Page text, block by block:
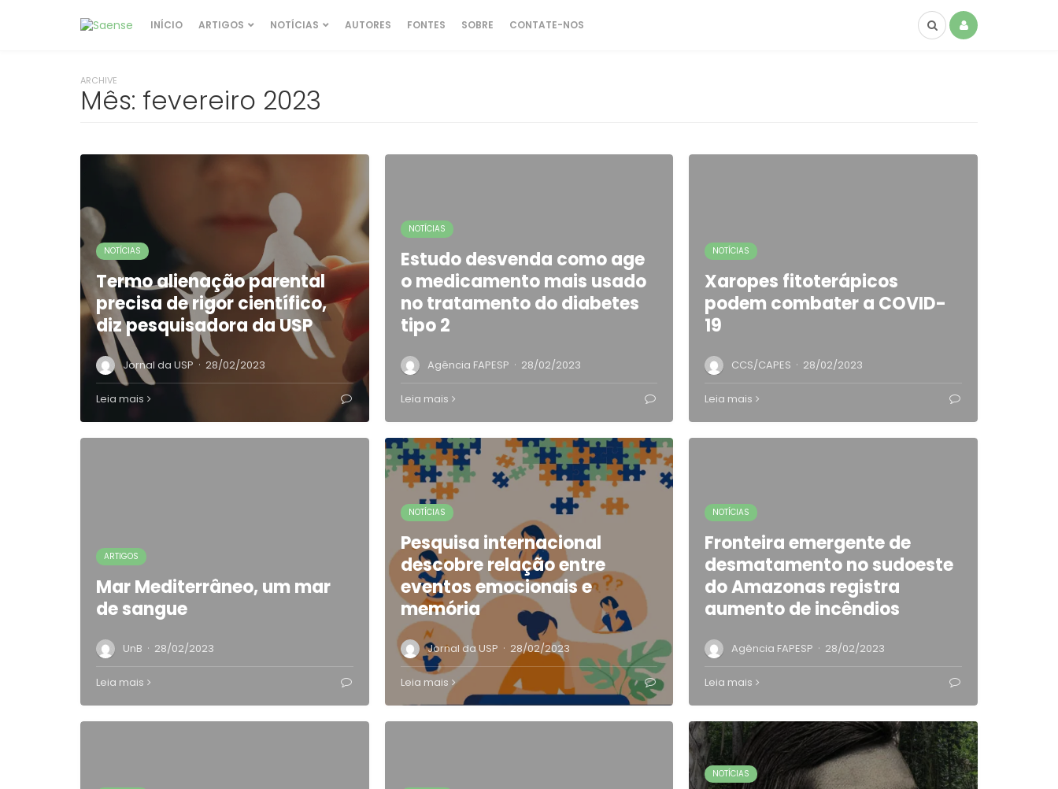
INÍCIO ARTIGOS NOTÍCIAS AUTORES FONTES SOBRE CONTATE-NOS
ARCHIVE
Mês: fevereiro 2023
NOTÍCIAS
Termo alienação parental
precisa de rigor científico,
diz pesquisadora da USP
Jornal da USP · 28/02/2023
Leia mais
NOTÍCIAS
Estudo desvenda como age
o medicamento mais usado
no tratamento do diabetes
tipo 2
Agência FAPESP · 28/02/2023
Leia mais
NOTÍCIAS
Xaropes fitoterápicos
podem combater a COVID-
19
CCS/CAPES · 28/02/2023
Leia mais
ARTIGOS
Mar Mediterrâneo, um mar
de sangue
UnB · 28/02/2023
Leia mais
NOTÍCIAS
Pesquisa internacional
descobre relação entre
eventos emocionais e
memória
Jornal da USP · 28/02/2023
Leia mais
NOTÍCIAS
Fronteira emergente de
desmatamento no sudoeste
do Amazonas registra
aumento de incêndios
Agência FAPESP · 28/02/2023
Leia mais
NOTÍCIAS